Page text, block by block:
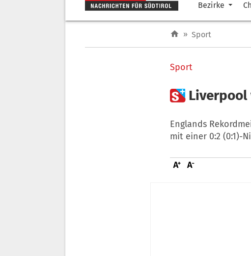
Bezirke
» Sport
Sport
 Liverpool
Englands
mit einer 0:2 (0:1)-